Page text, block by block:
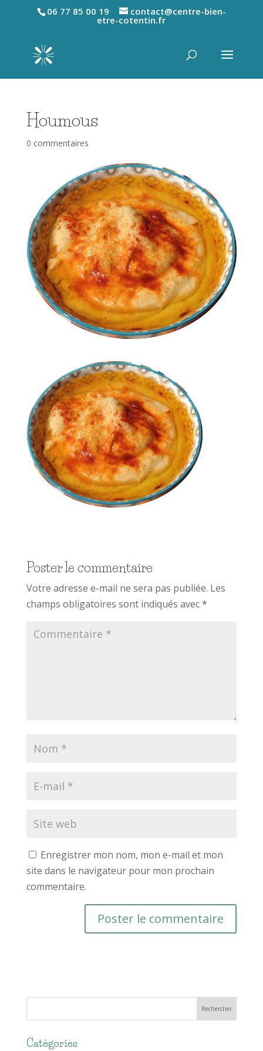
06 77 85 00 19 contact@centre-bien-
etre-cotentin.fr
Houmous
0 commentaires
Poster le commentaire
Votre adresse e-mail ne sera pas publiée. Les
champs obligatoires sont indiqués avec*
Enregistrer mon nom, mon e-mail et mon
site dans le navigateur pour mon prochain
commentaire.
Catégories